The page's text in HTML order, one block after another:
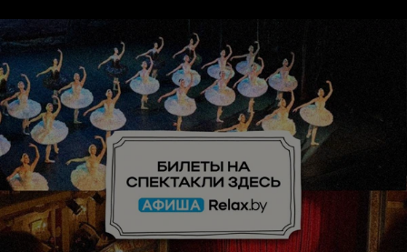
благодарности врачу Виктории Викторовне за её
внимательное ,добросовестное и профессиональное
отношение к клиенту. Все процедуры в центре
проводят на высокотехнологичном оборудовании.
Всем рекомендую обращаться к профессионалам.